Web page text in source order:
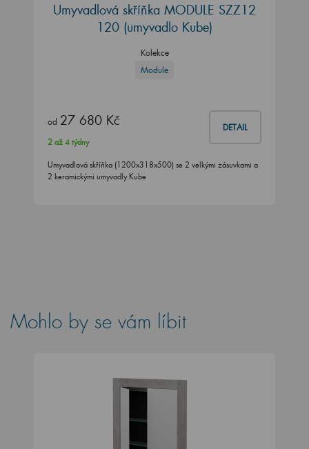
Umyvadlová skříňka MODULE SZZ12
120 (umyvadlo Kube)
Kolekce
Module
od 27 680 Kč DETAIL
2 až 4 týdny
Umyvadlová skříňka (1200x318x500) se 2 velkými zásuvkami a
2 keramickými umyvadly Kube
Mohlo by se vám líbit